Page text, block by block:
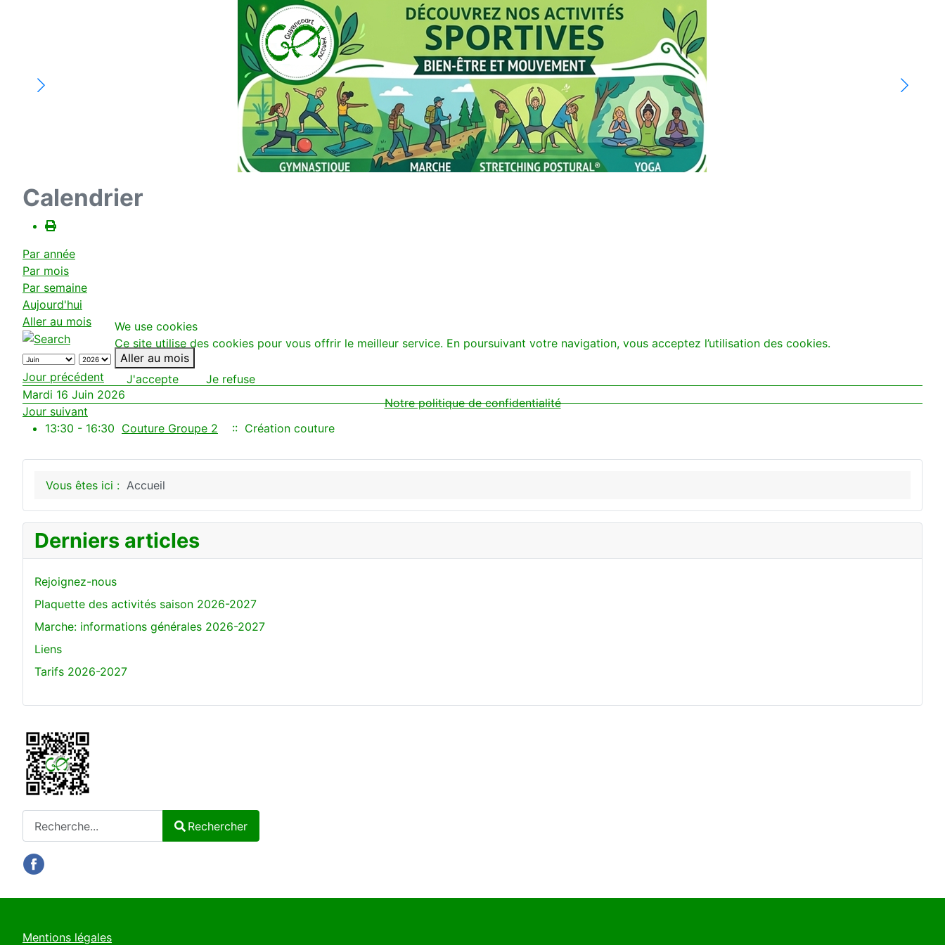
Rechercher
Calendrier
Par année
Par mois
Par semaine
Aujourd'hui
Aller au mois
Aller au mois
Jour précédent
Mardi 16 Juin 2026
Jour suivant
13:30 - 16:30 Couture Groupe 2 :: Création couture
Vous êtes ici : Accueil
Derniers articles
Rejoignez-nous
Plaquette des activités saison 2026-2027
Marche: informations générales 2026-2027
Liens
Tarifs 2026-2027
Mentions légales
We use cookies
Ce site utilise des cookies pour vous offrir le meilleur service. En poursuivant votre navigation, vous acceptez l’utilisation des cookies.
J'accepte
Je refuse
Notre politique de confidentialité